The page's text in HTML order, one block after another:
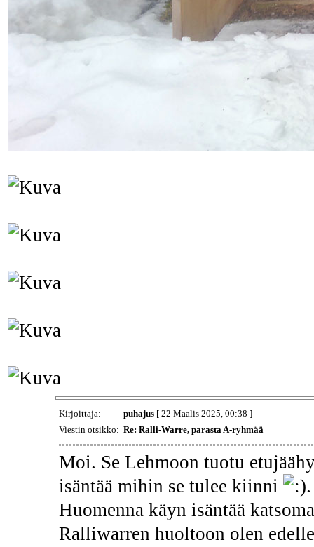
Kirjoittaja: puhajus[ 22 Maalis 2025, 00:38 ]
Viestin otsikko: Re: Ralli-Warre, parasta A-ryhmää
Moi. Se Lehmoon tuotu
isäntää mihin se tulee kiinni
.
Huomenna käyn isäntää
Ralliwarren huoltoon olen